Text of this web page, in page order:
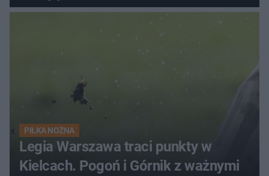
PIŁKA NOŻNA
Legia Warszawa traci punkty w
Kielcach. Pogoń i Górnik z ważnymi